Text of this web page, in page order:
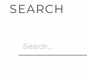
SEARCH